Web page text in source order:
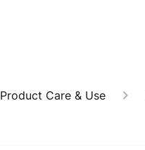
Product Care & Use